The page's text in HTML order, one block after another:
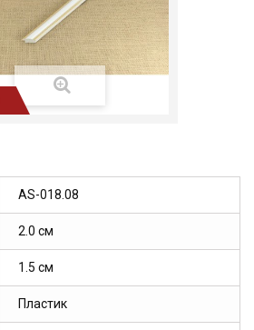
AS-018.08
2.0 см
1.5 см
Пластик